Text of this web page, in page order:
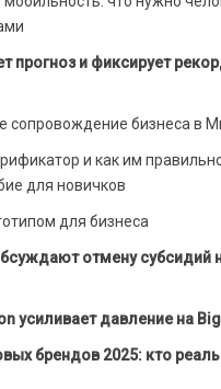
прогноз и фиксирует
сопровождение бизнеса в
и как им
для новичков
для бизнеса
отмену субсидий
усиливает давление на
брендов 2025: кто